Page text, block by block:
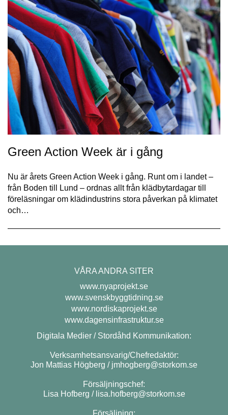
Green Action Week är i gång
Nu är årets Green Action Week i gång. Runt om i landet –
från Boden till Lund – ordnas allt från klädbytardagar till
föreläsningar om klädindustrins stora påverkan på klimatet
och…
VÅRA ANDRA SITER
www.nyaprojekt.se
www.svenskbyggtidning.se
www.nordiskaprojekt.se
www.dagensinfrastruktur.se
Digitala Medier / Stordåhd Kommunikation:
Verksamhetsansvarig/Chefredaktör:
Jon Mattias Högberg / jmhogberg@storkom.se
Försäljningschef:
Lisa Hofberg / lisa.hofberg@storkom.se